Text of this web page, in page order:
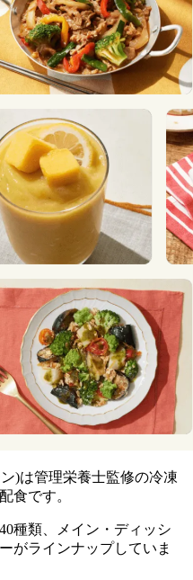
)は管理栄養士監修の冷凍
食です。
種類、メイン・ディッシ
がラインナップしていま